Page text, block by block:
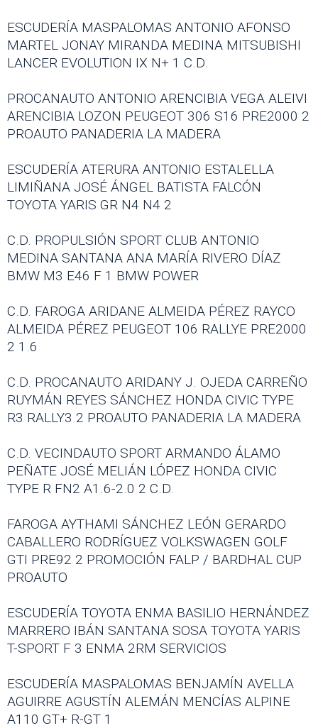
ESCUDERÍA MASPALOMAS ANTONIO AFONSO
MARTEL JONAY MIRANDA MEDINA MITSUBISHI
LANCER EVOLUTION IX N+ 1 C.D.
PROCANAUTO ANTONIO ARENCIBIA VEGA ALEIVI
ARENCIBIA LOZON PEUGEOT 306 S16 PRE2000 2
PROAUTO PANADERIA LA MADERA
ESCUDERÍA ATERURA ANTONIO ESTALELLA
LIMIÑANA JOSÉ ÁNGEL BATISTA FALCÓN
TOYOTA YARIS GR N4 N4 2
C.D. PROPULSIÓN SPORT CLUB ANTONIO
MEDINA SANTANA ANA MARÍA RIVERO DÍAZ
BMW M3 E46 F 1 BMW POWER
C.D. FAROGA ARIDANE ALMEIDA PÉREZ RAYCO
ALMEIDA PÉREZ PEUGEOT 106 RALLYE PRE2000
2 1.6
C.D. PROCANAUTO ARIDANY J. OJEDA CARREÑO
RUYMÁN REYES SÁNCHEZ HONDA CIVIC TYPE
R3 RALLY3 2 PROAUTO PANADERIA LA MADERA
C.D. VECINDAUTO SPORT ARMANDO ÁLAMO
PEÑATE JOSÉ MELIÁN LÓPEZ HONDA CIVIC
TYPE R FN2 A1.6-2.0 2 C.D.
FAROGA AYTHAMI SÁNCHEZ LEÓN GERARDO
CABALLERO RODRÍGUEZ VOLKSWAGEN GOLF
GTI PRE92 2 PROMOCIÓN FALP / BARDHAL CUP
PROAUTO
ESCUDERÍA TOYOTA ENMA BASILIO HERNÁNDEZ
MARRERO IBÁN SANTANA SOSA TOYOTA YARIS
T-SPORT F 3 ENMA 2RM SERVICIOS
ESCUDERÍA MASPALOMAS BENJAMÍN AVELLA
AGUIRRE AGUSTÍN ALEMÁN MENCÍAS ALPINE
A110 GT+ R-GT 1